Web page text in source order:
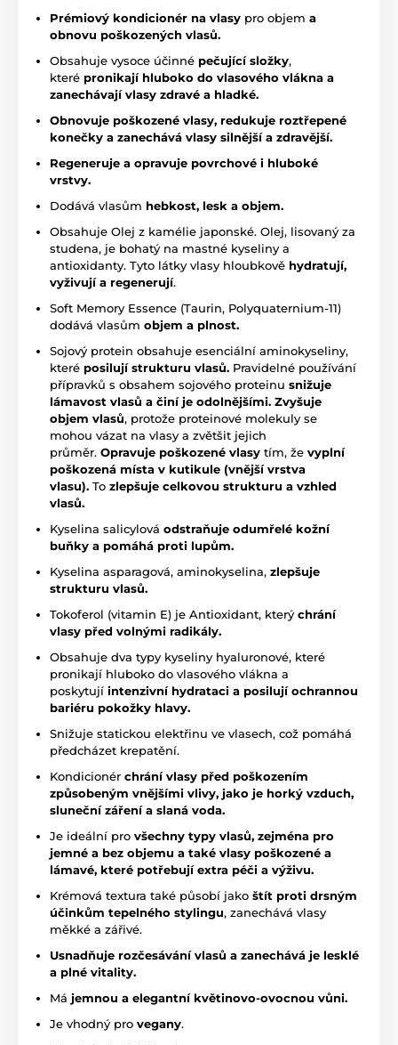
Prémiový kondicionér na vlasy pro objem a
obnovu poškozených vlasů.
Obsahuje vysoce účinné pečující složky,
které pronikají hluboko do vlasového vlákna a
zanechávají vlasy zdravé a hladké.
Obnovuje poškozené vlasy, redukuje roztřepené
konečky a zanechává vlasy silnější a zdravější.
Regeneruje a opravuje povrchové i hluboké
vrstvy.
Dodává vlasům hebkost, lesk a objem.
Obsahuje Olej z kamélie japonské. Olej, lisovaný za
studena, je bohatý na mastné kyseliny a
antioxidanty. Tyto látky vlasy hloubkově hydratují,
vyživují a regenerují.
Soft Memory Essence (Taurin, Polyquaternium-11)
dodává vlasům objem a plnost.
Sojový protein obsahuje esenciální aminokyseliny,
které posilují strukturu vlasů. Pravidelné používání
přípravků s obsahem sojového proteinu snižuje
lámavost vlasů a činí je odolnějšími. Zvyšuje
objem vlasů, protože proteinové molekuly se
mohou vázat na vlasy a zvětšit jejich
průměr. Opravuje poškozené vlasy tím, že vyplní
poškozená místa v kutikule (vnější vrstva
vlasu). To zlepšuje celkovou strukturu a vzhled
vlasů.
Kyselina salicylová odstraňuje odumřelé kožní
buňky a pomáhá proti lupům.
Kyselina asparagová, aminokyselina, zlepšuje
strukturu vlasů.
Tokoferol (vitamin E) je Antioxidant, který chrání
vlasy před volnými radikály.
Obsahuje dva typy kyseliny hyaluronové, které
pronikají hluboko do vlasového vlákna a
poskytují intenzivní hydrataci a posilují ochrannou
bariéru pokožky hlavy.
Snižuje statickou elektřinu ve vlasech, což pomáhá
předcházet krepatění.
Kondicionér chrání vlasy před poškozením
způsobeným vnějšími vlivy, jako je horký vzduch,
sluneční záření a slaná voda.
Je ideální pro všechny typy vlasů, zejména pro
jemné a bez objemu a také vlasy poškozené a
lámavé, které potřebují extra péči a výživu.
Krémová textura také působí jako štít proti drsným
účinkům tepelného stylingu, zanechává vlasy
měkké a zářivé.
Usnadňuje rozčesávání vlasů a zanechává je lesklé
a plné vitality.
Má jemnou a elegantní květinovo-ovocnou vůni.
Je vhodný pro vegany.